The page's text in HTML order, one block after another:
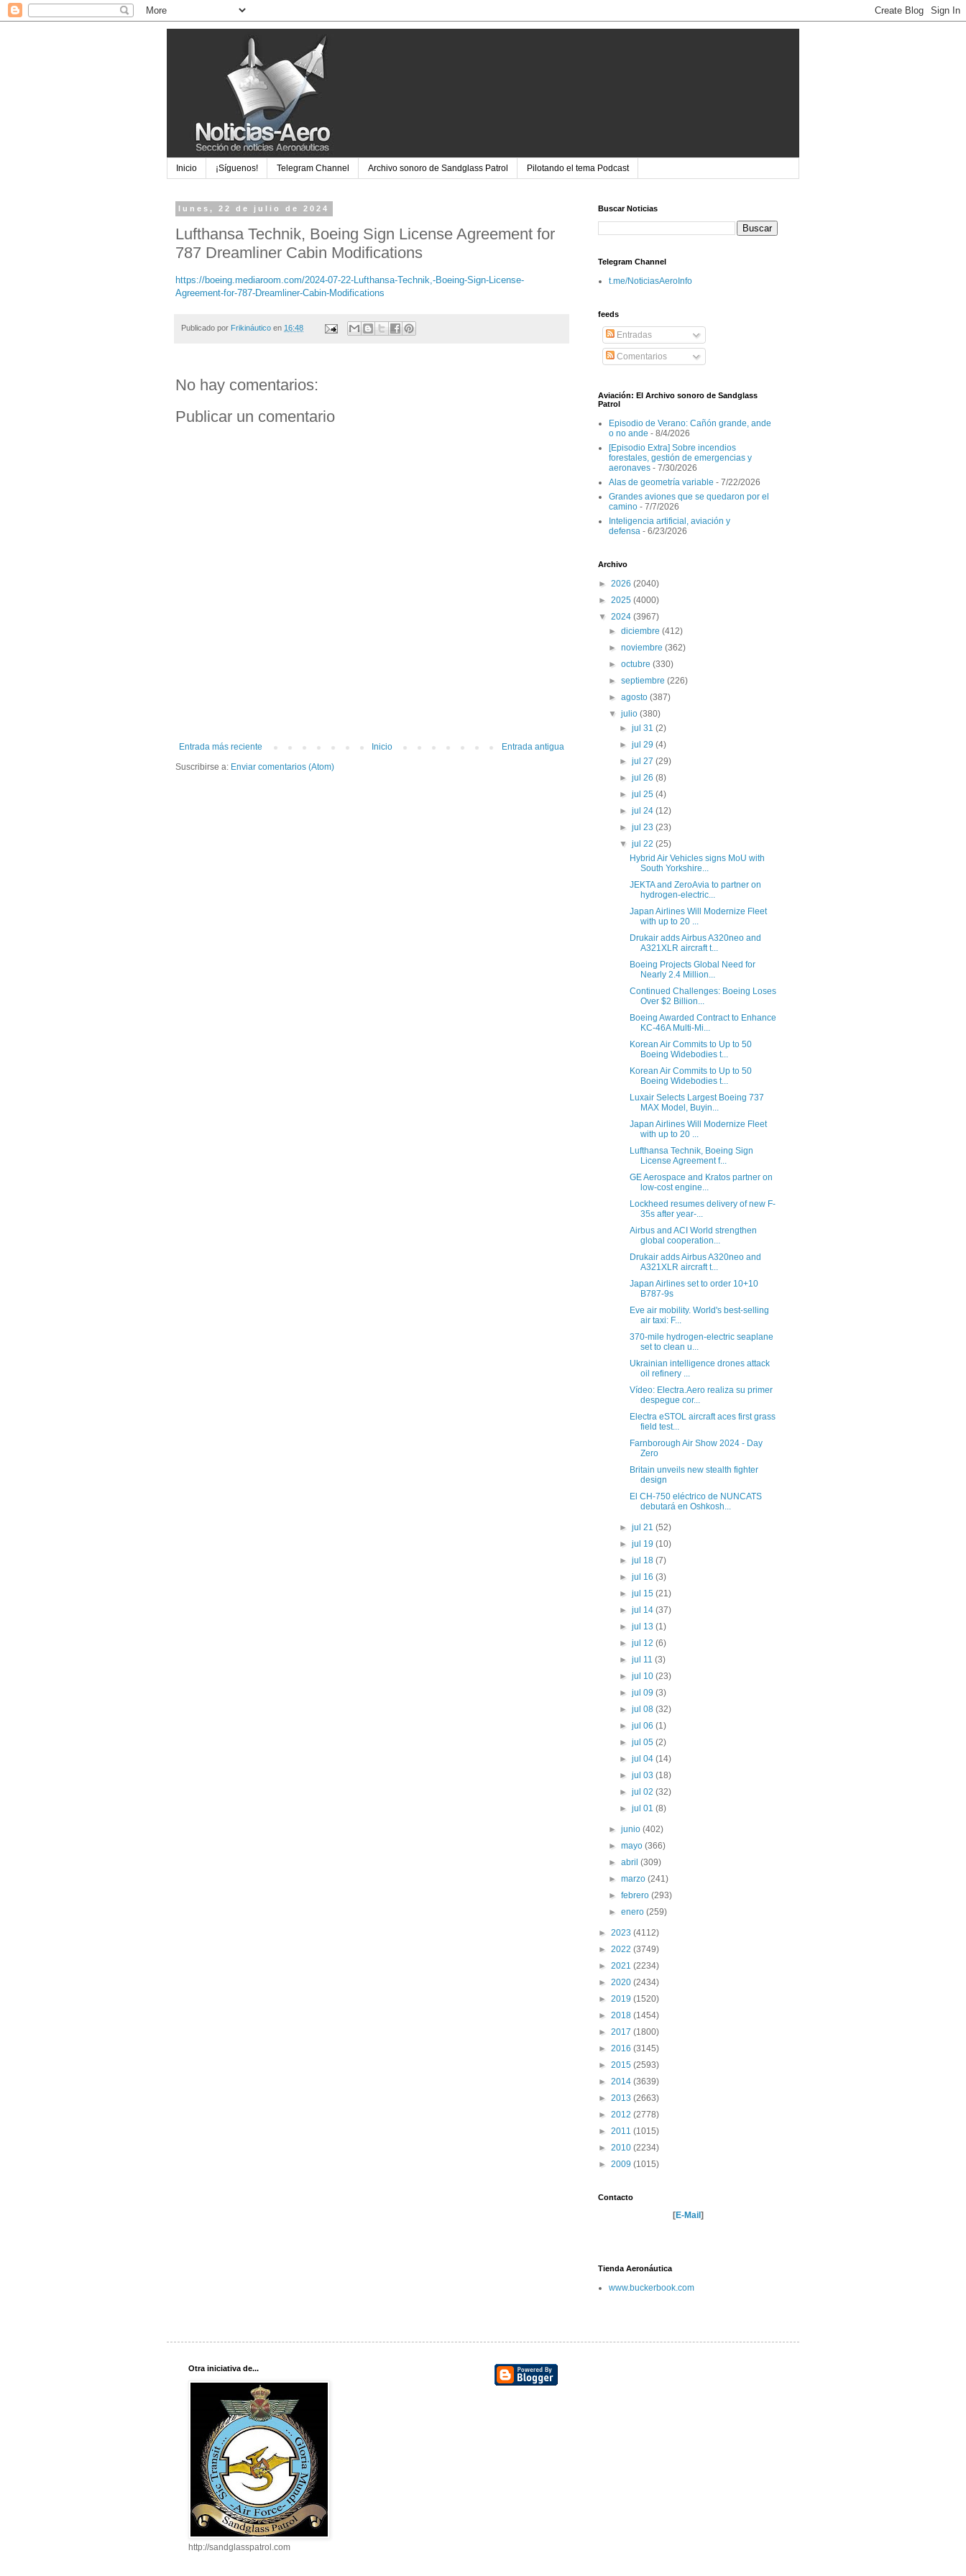
Inicio ¡Síguenos! Telegram Channel Archivo sonoro de Sandglass Patrol Pilotando el tema Podcast
lunes, 22 de julio de 2024
Lufthansa Technik, Boeing Sign License Agreement for
787 Dreamliner Cabin Modifications
https://boeing.mediaroom.com/2024-07-22-Lufthansa-Technik,-Boeing-Sign-License-
Agreement-for-787-Dreamliner-Cabin-Modifications
Publicado por Frikináutico en 16:48
No hay comentarios:
Publicar un comentario
Entrada más reciente Entrada antigua
Inicio
Suscribirse a: Enviar comentarios (Atom)
Buscar Noticias
Telegram Channel
t.me/NoticiasAeroInfo
feeds
Entradas
Comentarios
Aviación: El Archivo sonoro de Sandglass
Patrol
Episodio de Verano: Cañón grande, ande
o no ande - 8/4/2026
[Episodio Extra] Sobre incendios
forestales, gestión de emergencias y
aeronaves - 7/30/2026
Alas de geometría variable - 7/22/2026
Grandes aviones que se quedaron por el
camino - 7/7/2026
Inteligencia artificial, aviación y
defensa - 6/23/2026
Archivo
► 2026 (2040)
► 2025 (4000)
▼ 2024 (3967)
►diciembre(412)
►noviembre(362)
►octubre(330)
►septiembre(226)
►agosto(387)
▼julio(380)
► jul 31 (2)
► jul 29 (4)
► jul 27 (29)
► jul 26 (8)
► jul 25 (4)
► jul 24 (12)
► jul 23 (23)
▼ jul 22 (25)
Hybrid Air Vehicles signs MoU with
South Yorkshire...
JEKTA and ZeroAvia to partner on
hydrogen-electric...
Japan Airlines Will Modernize Fleet
with up to 20 ...
Drukair adds Airbus A320neo and
A321XLR aircraft t...
Boeing Projects Global Need for
Nearly 2.4 Million...
Continued Challenges: Boeing Loses
Over $2 Billion...
Boeing Awarded Contract to Enhance
KC-46A Multi-Mi...
Korean Air Commits to Up to 50
Boeing Widebodies t...
Korean Air Commits to Up to 50
Boeing Widebodies t...
Luxair Selects Largest Boeing 737
MAX Model, Buyin...
Japan Airlines Will Modernize Fleet
with up to 20 ...
Lufthansa Technik, Boeing Sign
License Agreement f...
GE Aerospace and Kratos partner on
low-cost engine...
Lockheed resumes delivery of new F-
35s after year-...
Airbus and ACI World strengthen
global cooperation...
Drukair adds Airbus A320neo and
A321XLR aircraft t...
Japan Airlines set to order 10+10
B787-9s
Eve air mobility. World's best-selling
air taxi: F...
370-mile hydrogen-electric seaplane
set to clean u...
Ukrainian intelligence drones attack
oil refinery ...
Vídeo: Electra.Aero realiza su primer
despegue cor...
Electra eSTOL aircraft aces first grass
field test...
Farnborough Air Show 2024 - Day
Zero
Britain unveils new stealth fighter
design
El CH-750 eléctrico de NUNCATS
debutará en Oshkosh...
► jul 21 (52)
► jul 19 (10)
► jul 18 (7)
► jul 16 (3)
► jul 15 (21)
► jul 14 (37)
► jul 13 (1)
► jul 12 (6)
► jul 11 (3)
► jul 10 (23)
► jul 09 (3)
► jul 08 (32)
► jul 06 (1)
► jul 05 (2)
► jul 04 (14)
► jul 03 (18)
► jul 02 (32)
► jul 01 (8)
►junio(402)
►mayo(366)
►abril(309)
►marzo(241)
►febrero(293)
►enero(259)
► 2023 (4112)
► 2022 (3749)
► 2021 (2234)
► 2020 (2434)
► 2019 (1520)
► 2018 (1454)
► 2017 (1800)
► 2016 (3145)
► 2015 (2593)
► 2014 (3639)
► 2013 (2663)
► 2012 (2778)
► 2011 (1015)
► 2010 (2234)
► 2009 (1015)
Contacto
[E-Mail ]
Tienda Aeronáutica
www.buckerbook.com
Otra iniciativa de...
http://sandglasspatrol.com